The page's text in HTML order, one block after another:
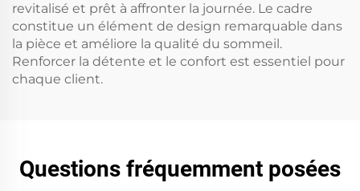
revitalisé et prêt à affronter la journée. Le cadre
constitue un élément de design remarquable dans
la pièce et améliore la qualité du sommeil.
Renforcer la détente et le confort est essentiel pour
chaque client.
Questions fréquemment posées